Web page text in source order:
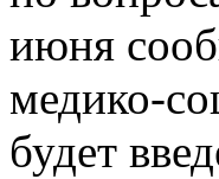
июня
медико-
будет